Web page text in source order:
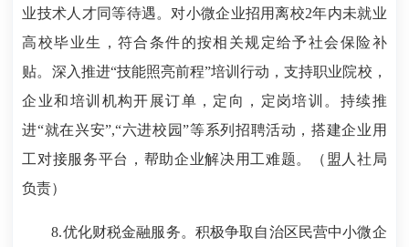
业技术人才同等待遇。对小微企业招用离校2年内未就业
高校毕业生，符合条件的按相关规定给予社会保险补
贴。深入推进“技能照亮前程”培训行动，支持职业院校，
企业和培训机构开展订单，定向，定岗培训。持续推
进“就在兴安”,“六进校园”等系列招聘活动，搭建企业用
工对接服务平台，帮助企业解决用工难题。（盟人社局
负责）
8.优化财税金融服务。积极争取自治区民营中小微企